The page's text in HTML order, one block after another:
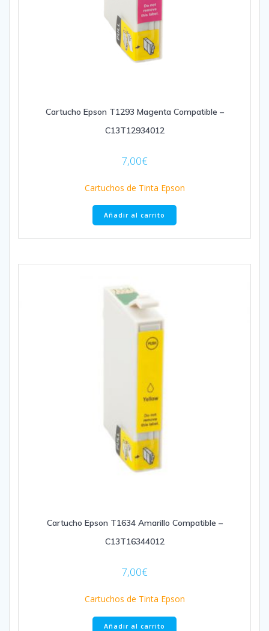
Cartucho Epson T1293 Magenta Compatible –
C13T12934012
7,00€
Cartuchos de Tinta Epson
Añadir al carrito
Cartucho Epson T1634 Amarillo Compatible –
C13T16344012
7,00€
Cartuchos de Tinta Epson
Añadir al carrito